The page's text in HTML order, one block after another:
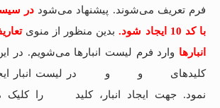
فرم تعریف می‌شوند. پیشنهاد می‌شوددر
با کد 10 ایجاد شود.
بدین منظور از منوی
انبارها وارد فرم لیست انبارها می‌شویم. در
کلیدهای
و و
در لیست انبار
نمود. جهت ایجاد انبار، کلید
را کلیک